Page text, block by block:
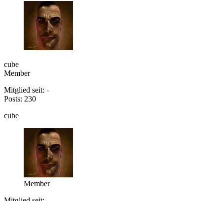
cube
Member
Mitglied seit: -
Posts: 230
cube
Member